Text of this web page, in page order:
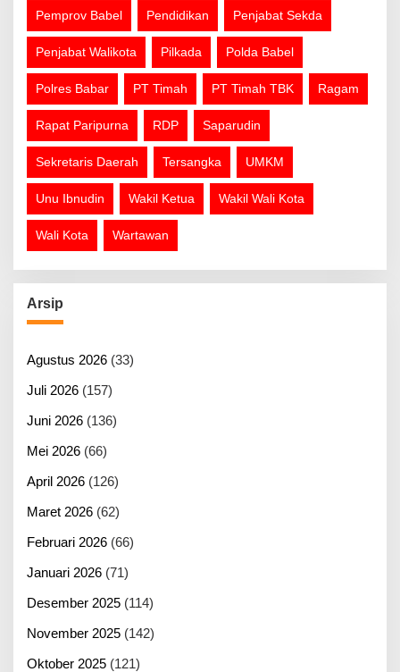
Pemprov Babel Pendidikan Penjabat Sekda
Penjabat Walikota Pilkada Polda Babel
Polres Babar PT Timah PT Timah TBK Ragam
Rapat Paripurna RDP Saparudin
Sekretaris Daerah Tersangka UMKM
Unu Ibnudin Wakil Ketua Wakil Wali Kota
Wali Kota Wartawan
Arsip
Agustus 2026 (33)
Juli 2026 (157)
Juni 2026 (136)
Mei 2026 (66)
April 2026 (126)
Maret 2026 (62)
Februari 2026 (66)
Januari 2026 (71)
Desember 2025 (114)
November 2025 (142)
Oktober 2025 (121)